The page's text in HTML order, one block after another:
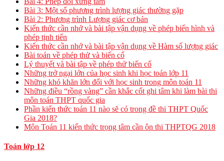
Bài 3: Một số phương trình lượng giác thường gặp
Bài 2: Phương trình Lượng giác cơ bản
Kiến thức cần nhớ và bài tập vận dụng về phép biến hình và
phép tịnh tiến
Kiến thức cần nhớ và bài tập vận dụng về Hàm số lượng giác
Bài toán về phép thử và biến cố
Lý thuyết và bài tập về phép thử biến cố
Những trở ngại lớn của học sinh khi học toán lớp 11
Những khó khăn lớn đối với học sinh trong môn toán 11
Những điều “rồng vàng” cần khắc cốt ghi tâm khi làm bài thi
môn toán THPT quốc gia
Phần kiến thức toán 11 nào sẽ có trong đề thi THPT Quốc
Gia 2018?
Môn Toán 11 kiến thức trọng tâm cần ôn thi THPTQG 2018
Toán lớp 12